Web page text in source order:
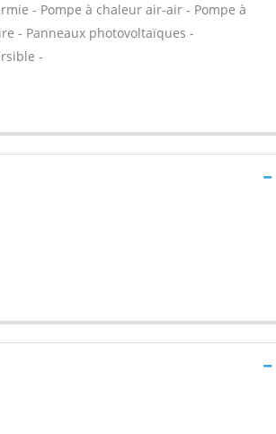
- Pompe à chaleur air-air - Pompe à
- Panneaux photovoltaïques -
-